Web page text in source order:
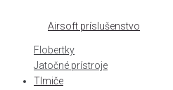
Airsoft príslušenstvo
Flobertky
Jatočné prístroje
Tlmiče